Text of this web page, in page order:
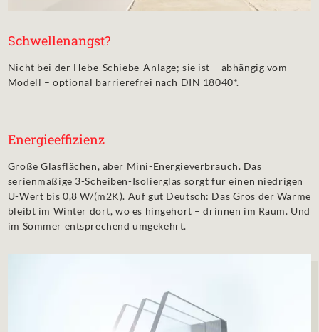
Schwellenangst?
Nicht bei der Hebe-Schiebe-Anlage; sie ist – abhängig vom
Modell – optional barrierefrei nach DIN 18040*.
Energieeffizienz
Große Glasflächen, aber Mini-Energieverbrauch. Das
serienmäßige 3-Scheiben-Isolierglas sorgt für einen niedrigen
U-Wert bis 0,8 W/(m2K). Auf gut Deutsch: Das Gros der Wärme
bleibt im Winter dort, wo es hingehört – drinnen im Raum. Und
im Sommer entsprechend umgekehrt.